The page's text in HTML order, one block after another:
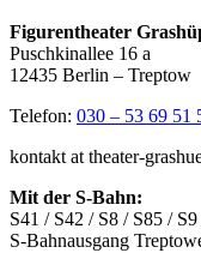
Figurentheater
Puschkinallee 16 a
12435 Berlin – Treptow
Telefon: 030 – 53 69 51
kontakt at theater-
Mit der S-Bahn:
S41 / S42 / S8 / S85 /
S-Bahnausgang